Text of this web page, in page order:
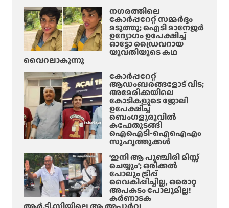
നഗരത്തിലെ
കോർപ്പറേറ്റ് സമ്മർദ്ദം
മടുത്തു; ഐടി മാനേജർ
ഉദ്യോഗം ഉപേക്ഷിച്ച്
ഓട്ടോ ഡ്രൈവറായ
യുവതിയുടെ കഥ
വൈറലാകുന്നു
കോർപ്പറേറ്റ്
ആഡംബരങ്ങളോട് വിട;
അമേരിക്കയിലെ
കോടികളുടെ ജോലി
ഉപേക്ഷിച്ച്
ബെംഗളൂരുവിൽ
കഫേതുടങ്ങി
ഐഐടി-ഐഐഎം
സുഹൃത്തുക്കൾ
‘ഇനി ആ പുഞ്ചിരി മിസ്സ്
ചെയ്യും’; ഒരിക്കൽ
പോലും ട്രിപ്പ്
വൈകിപ്പിച്ചില്ല, ഒരൊറ്റ
അപകടം പോലുമില്ല!
കർണാടക